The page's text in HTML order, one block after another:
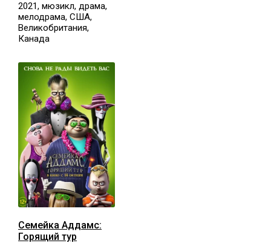
2021, мюзикл, драма,
мелодрама, США,
Великобритания,
Канада
Семейка Аддамс:
Горящий тур